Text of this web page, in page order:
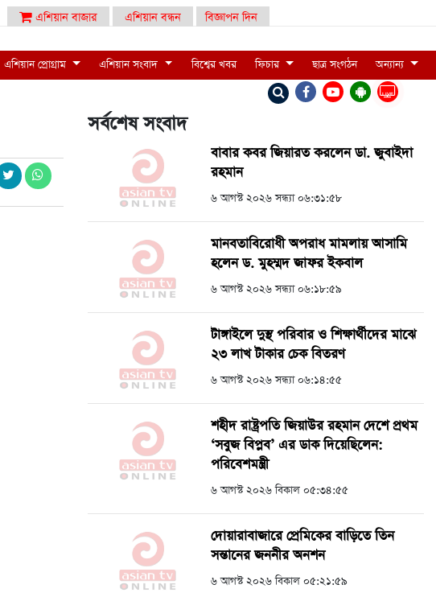
এশিয়ান বাজার এশিয়ান বন্ধন বিজ্ঞাপন দিন
LIVE
এশিয়ান প্রোগ্রাম এশিয়ান সংবাদ বিশ্বের খবর ফিচার ছাত্র সংগঠন অন্যান্য
সর্বশেষ সংবাদ
বাবার কবর জিয়ারত করলেন ডা. জুবাইদা
রহমান
৬ আগস্ট ২০২৬ সন্ধ্যা ০৬:৩১:৫৮
মানবতাবিরোধী অপরাধ মামলায় আসামি
হলেন ড. মুহম্মদ জাফর ইকবাল
৬ আগস্ট ২০২৬ সন্ধ্যা ০৬:১৮:৫৯
টাঙ্গাইলে দুস্থ পরিবার ও শিক্ষার্থীদের মাঝে
২৩ লাখ টাকার চেক বিতরণ
৬ আগস্ট ২০২৬ সন্ধ্যা ০৬:১৪:৫৫
শহীদ রাষ্ট্রপতি জিয়াউর রহমান দেশে প্রথম
‘সবুজ বিপ্লব’ এর ডাক দিয়েছিলেন:
পরিবেশমন্ত্রী
৬ আগস্ট ২০২৬ বিকাল ০৫:৩৪:৫৫
দোয়ারাবাজারে প্রেমিকের বাড়িতে তিন
সন্তানের জননীর অনশন
৬ আগস্ট ২০২৬ বিকাল ০৫:২১:৫৯